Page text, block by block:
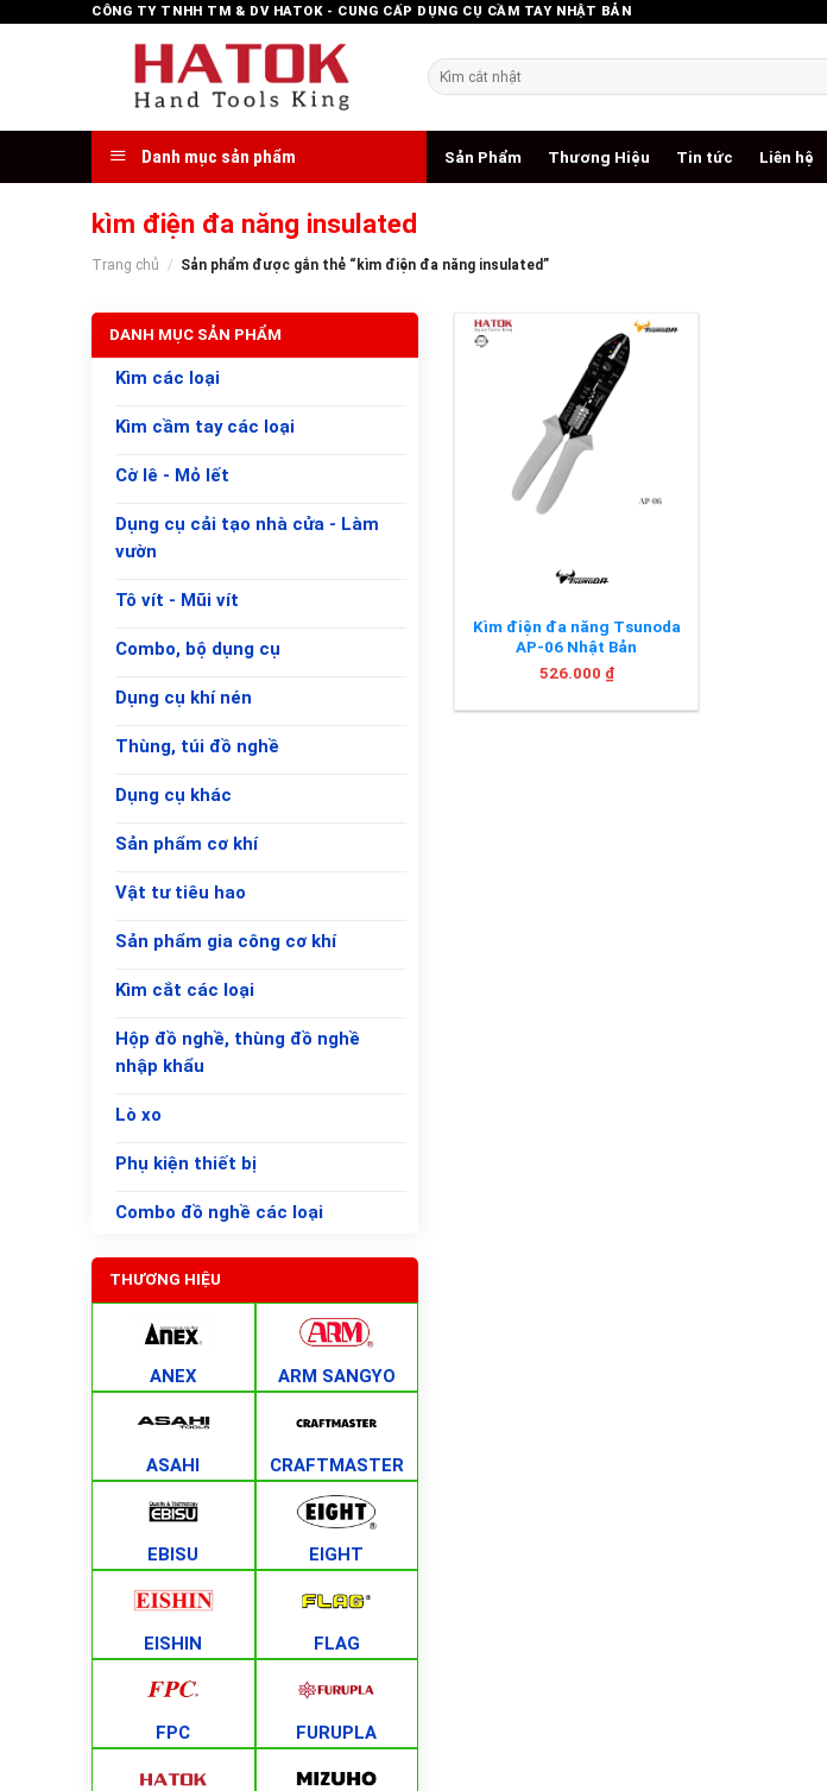
CÔNG TY TNHH TM & DV HATOK - CUNG CẤP DỤNG CỤ CẦM TAY NHẬT BẢN
Tìm
kiếm:
Danh mục sản phẩm Sản Phẩm Thương Hiệu Tin tức Liên hệ
kìm điện đa năng insulated
Trang chủ / Sản phẩm được gắn thẻ “kìm điện đa năng insulated”
DANH MỤC SẢN PHẨM
Kìm các loại
Kìm cầm tay các loại
Cờ lê - Mỏ lết
Dụng cụ cải tạo nhà cửa - Làm
vườn
Tô vít - Mũi vít
Combo, bộ dụng cụ
Dụng cụ khí nén
Thùng, túi đồ nghề
Dụng cụ khác
Sản phẩm cơ khí
Vật tư tiêu hao
Sản phẩm gia công cơ khí
Kìm cắt các loại
Hộp đồ nghề, thùng đồ nghề
nhập khẩu
Lò xo
Phụ kiện thiết bị
Combo đồ nghề các loại
THƯƠNG HIỆU
ANEX ARM SANGYO
ASAHI CRAFTMASTER
EBISU EIGHT
EISHIN FLAG
FPC FURUPLA
Kìm điện đa năng Tsunoda
AP-06 Nhật Bản
526.000 ₫